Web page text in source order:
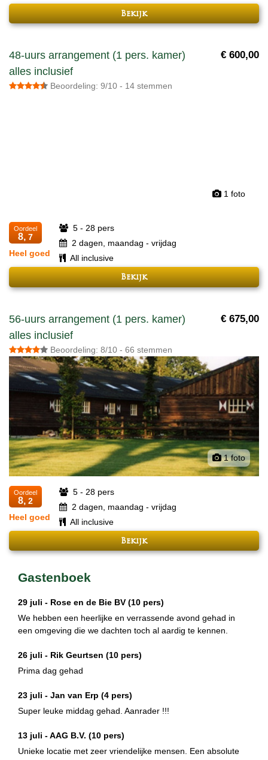
Bekijk
48-uurs arrangement (1 pers. kamer)
alles inclusief
€ 600,00
Beoordeling: 9/10 - 14 stemmen
1 foto
Oordeel
8, 7
Heel goed
5 - 28 pers
2 dagen, maandag - vrijdag
All inclusive
Bekijk
56-uurs arrangement (1 pers. kamer)
alles inclusief
€ 675,00
Beoordeling: 8/10 - 66 stemmen
1 foto
Oordeel
8, 2
Heel goed
5 - 28 pers
2 dagen, maandag - vrijdag
All inclusive
Bekijk
Gastenboek
29 juli - Rose en de Bie BV (10 pers)
We hebben een heerlijke en verrassende avond gehad in
een omgeving die we dachten toch al aardig te kennen.
26 juli - Rik Geurtsen (10 pers)
Prima dag gehad
23 juli - Jan van Erp (4 pers)
Super leuke middag gehad. Aanrader !!!
13 juli -AAG B.V. (10 pers)
Unieke locatie met zeer vriendelijke mensen. Een absolute